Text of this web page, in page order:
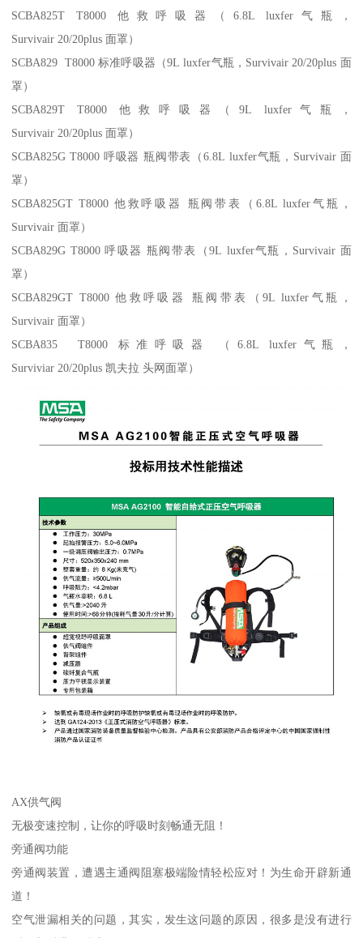
SCBA825T T8000 他救呼吸器（6.8L luxfer气瓶，
Survivair 20/20plus 面罩）
SCBA829 T8000 标准呼吸器（9L luxfer气瓶，Survivair 20/20plus 面
罩）
SCBA829T T8000 他救呼吸器（9L luxfer气瓶，
Survivair 20/20plus 面罩）
SCBA825G T8000 呼吸器 瓶阀带表（6.8L luxfer气瓶，Survivair 面
罩）
SCBA825GT T8000 他救呼吸器 瓶阀带表（6.8L luxfer气瓶，
Survivair 面罩）
SCBA829G T8000 呼吸器 瓶阀带表（9L luxfer气瓶，Survivair 面
罩）
SCBA829GT T8000 他救呼吸器 瓶阀带表（9L luxfer气瓶，
Survivair 面罩）
SCBA835 T8000 标准呼吸器 （6.8L luxfer气瓶，
Surviviar 20/20plus 凯夫拉 头网面罩）
AX供气阀
无极变速控制，让你的呼吸时刻畅通无阻！
旁通阀功能
旁通阀装置，遭遇主通阀阻塞极端险情轻松应对！为生命开辟新通
道！
空气泄漏相关的问题，其实，发生这问题的原因，很多是没有进行